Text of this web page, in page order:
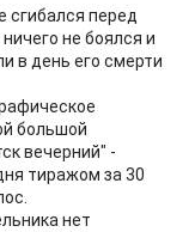
сгибался перед
не боялся и
в день его смерти
большой
вечерний" -
тиражом за 30
нет